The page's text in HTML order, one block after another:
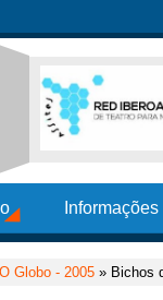
O Globo - 2005 » Bichos